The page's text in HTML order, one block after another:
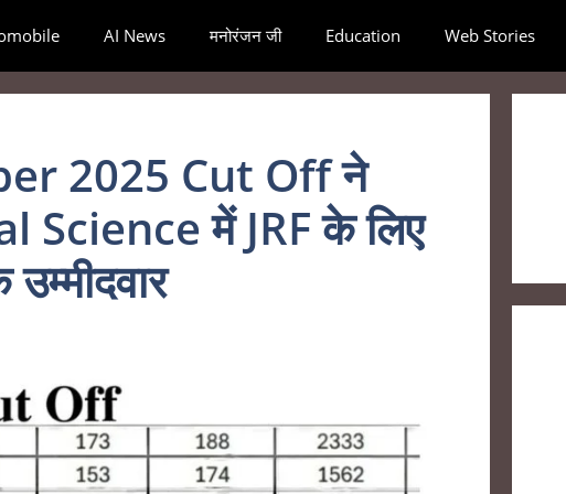
AI News मनोरंजन जी Education Web Stories
2025 Cut Off ने
Science में JRF के लिए